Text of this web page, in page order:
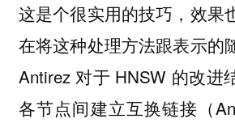
这是个很实用的技巧，效果
在将这种处理方法跟表示的
Antirez 对于 HNSW 的改进
各节点间建立互换链接（